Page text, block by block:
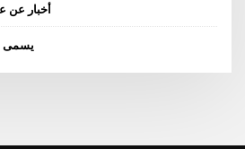
أخبار عن
يسمى